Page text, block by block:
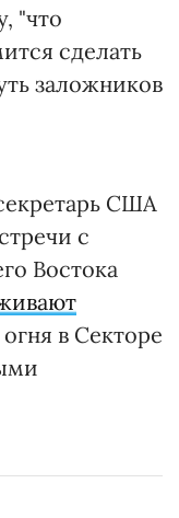
"что
сделать
заложников
США
с
Востока
огня в Секторе